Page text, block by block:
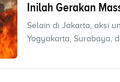
Inilah Gerakan
Selain di Jakarta, aksi
Yogyakarta, Surabaya,